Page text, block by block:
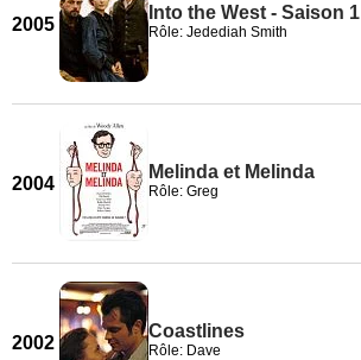
2005
Into the West - Saison 1
Rôle: Jedediah Smith
2004
Melinda et Melinda
Rôle: Greg
2002
Coastlines
Rôle: Dave